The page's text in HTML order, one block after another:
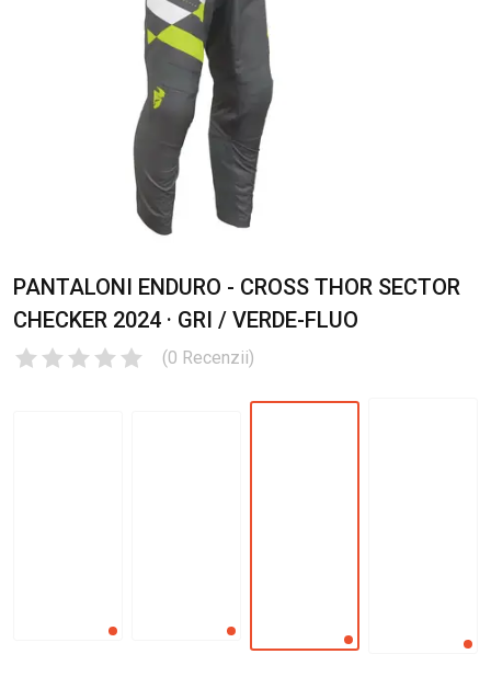
PANTALONI ENDURO - CROSS THOR SECTOR
CHECKER 2024 · GRI / VERDE-FLUO
(0 Recenzii)